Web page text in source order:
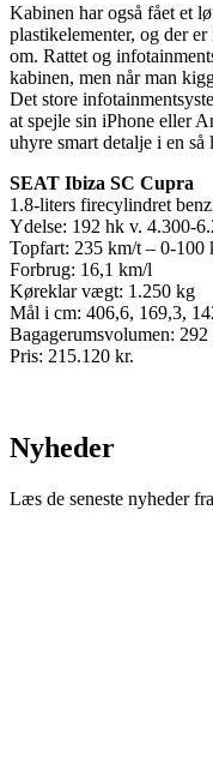
Kabinen har også fået et
plastikelementer, og der
om. Rattet og
kabinen, men når man
Det store
at spejle sin iPhone eller
uhyre smart detalje i en
SEAT Ibiza SC Cupra
1.8-liters firecylindret
Ydelse: 192 hk v. 4.300-
Topfart: 235 km/t – 0-100
Forbrug: 16,1 km/l
Køreklar vægt: 1.250 kg
Mål i cm: 406,6, 169,3,
Bagagerumsvolumen:
Pris: 215.120 kr.
Nyheder
Læs de seneste nyheder